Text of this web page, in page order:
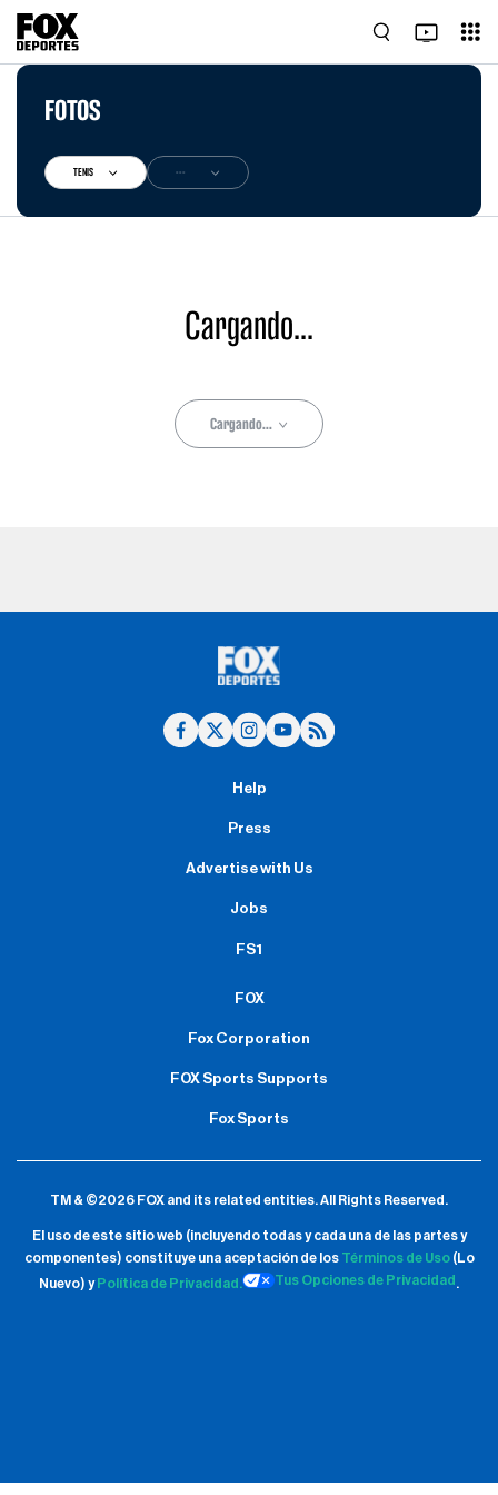
FOTOS
TENIS ---
Cargando...
Cargando...
Help
Press
Advertise with Us
Jobs
FS1
FOX
Fox Corporation
FOX Sports Supports
Fox Sports
TM & ©2026 FOX and its related entities.All Rights Reserved.
El uso de este sitio web (incluyendo todas y cada una de las partes y
componentes) constituye una aceptación de los Términos de Uso(Lo
Nuevo) y Política de Privacidad. Tus Opciones de Privacidad .